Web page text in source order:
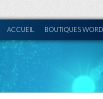
ACCUEIL BOUTIQUES